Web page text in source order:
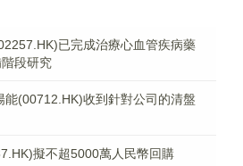
已完成治療心血管疾病藥
段研究
能(00712.HK)收到針對公司的清盤
擬不超5000萬人民幣回購